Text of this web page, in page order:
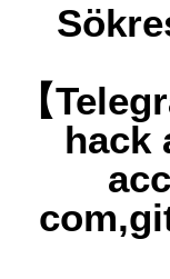
【
hack